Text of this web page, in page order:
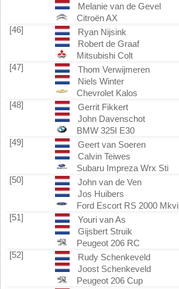
Melanie van de Gevel
Citroën AX
[46]
Ryan Nijsink
Robert de Graaf
Mitsubishi Colt
[47]
Thom Verwijmeren
Niels Winter
Chevrolet Kalos
[48]
Gerrit Fikkert
John Davenschot
BMW 325I E30
[49]
Geert van Soeren
Calvin Teiwes
Subaru Impreza Wrx Sti
[50]
John van de Ven
Jos Huibers
Ford Escort RS 2000 Mkvi
[51]
Youri van As
Gijsbert Struik
Peugeot 206 RC
[52]
Rudy Schenkeveld
Joost Schenkeveld
Peugeot 206 Cup